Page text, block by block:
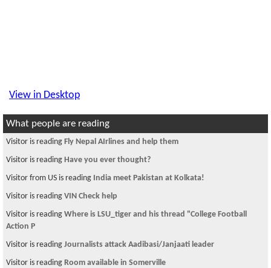
View in Desktop
What people are reading
Visitor is reading Fly Nepal AIrlines and help them
Visitor is reading Have you ever thought?
Visitor from US is reading India meet Pakistan at Kolkata!
Visitor is reading VIN Check help
Visitor is reading Where is LSU_tiger and his thread "College Football
Action P
Visitor is reading Journalists attack Aadibasi/Janjaati leader
Visitor is reading Room available in Somerville